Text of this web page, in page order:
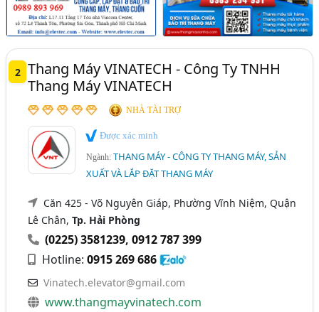
2 Thang Máy VINATECH - Công Ty TNHH
Thang Máy VINATECH
NHÀ TÀI TRỢ
Được xác minh
Ngành:THANG MÁY - CÔNG TY THANG MÁY, SẢN
XUẤT VÀ LẮP ĐẶT THANG MÁY
Căn 425 - Võ Nguyên Giáp, Phường Vĩnh Niệm, Quận
Lê Chân,Tp. Hải Phòng
(0225) 3581239,0912 787 399
Hotline:0915 269 686
Vinatech.elevator@gmail.com
www.thangmayvinatech.com